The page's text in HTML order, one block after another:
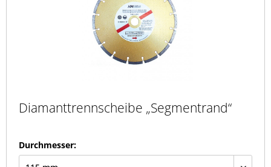
Diamanttrennscheibe „Segmentrand“
Durchmesser: